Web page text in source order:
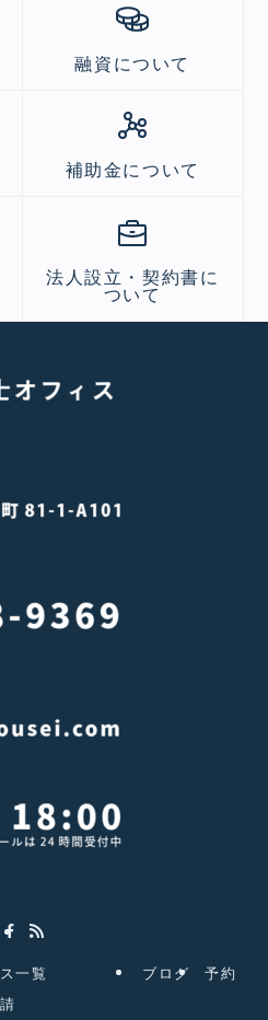
融資について
補助金について
法人設立・契約書に
ついて
一覧
ブログ 予約